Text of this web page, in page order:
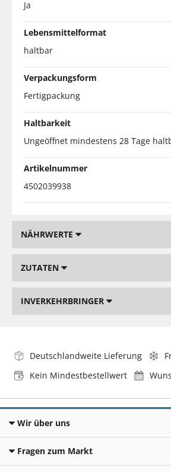
Ja
Lebensmittelformat
haltbar
Verpackungsform
Fertigpackung
Haltbarkeit
Ungeöffnet mindestens 28 Tage
Artikelnummer
4502039938
NÄHRWERTE
ZUTATEN
INVERKEHRBRINGER
Deutschlandweite Lieferung
Kein Mindestbestellwert
Wir über uns
Fragen zum Markt